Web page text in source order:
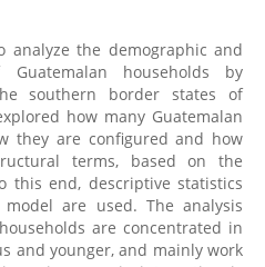
the demographic and
Guatemalan households by
southern border states of
how many Guatemalan
they are configured and how
terms, based on the
this end, descriptive statistics
are used. The analysis
are concentrated in
and younger, and mainly work